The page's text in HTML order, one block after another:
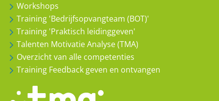
Workshops
Training 'Bedrijfsopvangteam (BOT)'
Training 'Praktisch leidinggeven'
Talenten Motivatie Analyse (TMA)
Overzicht van alle competenties
Training Feedback geven en ontvangen